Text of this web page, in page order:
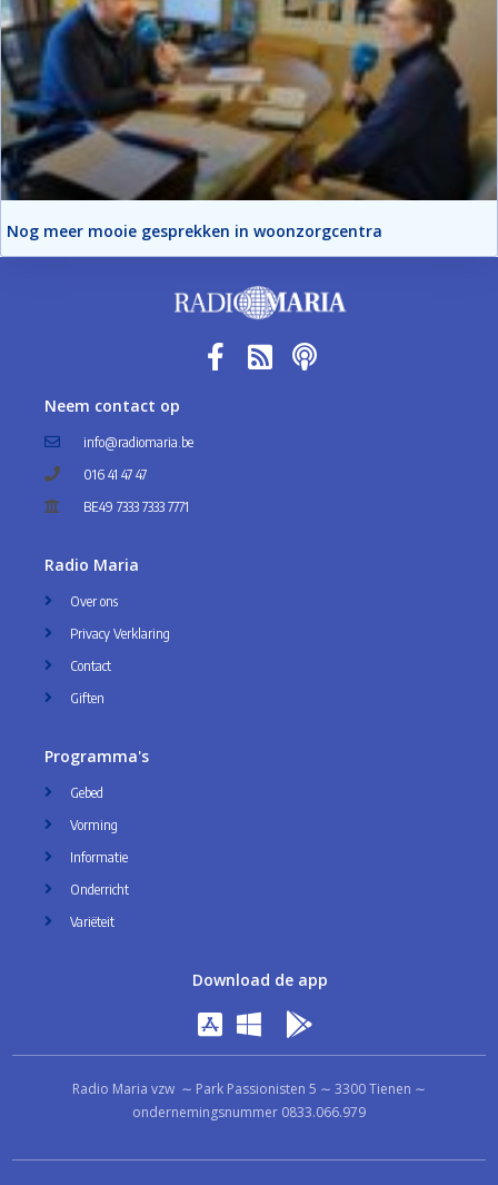
Nog meer mooie gesprekken in woonzorgcentra
Neem contact op
info@radiomaria.be
016 41 47 47
BE49 7333 7333 7771
Radio Maria
Over ons
Privacy Verklaring
Contact
Giften
Programma's
Gebed
Vorming
Informatie
Onderricht
Variëteit
Download de app
Radio Maria vzw ∼ Park Passionisten 5 ∼ 3300 Tienen ∼
ondernemingsnummer 0833.066.979